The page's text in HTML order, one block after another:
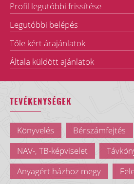
Profil legutóbbi frissítése
Legutóbbi belépés
Tőle kért árajánlatok
Általa küldött ajánlatok
TEVÉKENYSÉGEK
Könyvelés
Bérszámfejtés
NAV-, TB-képviselet
Anyagért házhoz megy